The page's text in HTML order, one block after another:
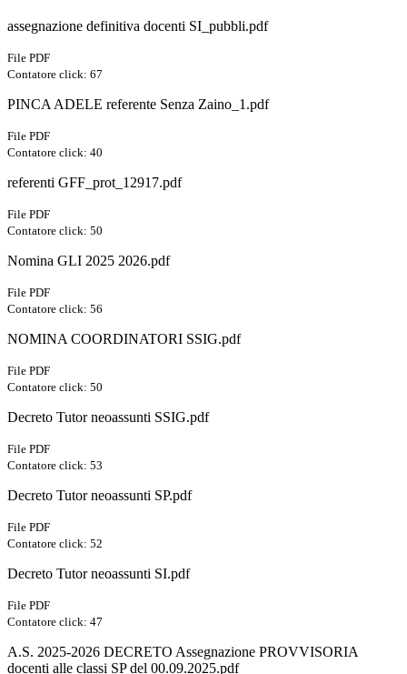
assegnazione definitiva docenti SI_pubbli.pdf
File PDF
Contatore click: 67
PINCA ADELE referente Senza Zaino_1.pdf
File PDF
Contatore click: 40
referenti GFF_prot_12917.pdf
File PDF
Contatore click: 50
Nomina GLI 2025 2026.pdf
File PDF
Contatore click: 56
NOMINA COORDINATORI SSIG.pdf
File PDF
Contatore click: 50
Decreto Tutor neoassunti SSIG.pdf
File PDF
Contatore click: 53
Decreto Tutor neoassunti SP.pdf
File PDF
Contatore click: 52
Decreto Tutor neoassunti SI.pdf
File PDF
Contatore click: 47
A.S. 2025-2026 DECRETO Assegnazione PROVVISORIA
docenti alle classi SP del 00.09.2025.pdf